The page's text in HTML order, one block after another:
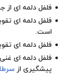
فلفل دلمه ای
فلفل دلمه ای
است.
فلفل دلمه ای
فلفل دلمه ای
پیشگیری از